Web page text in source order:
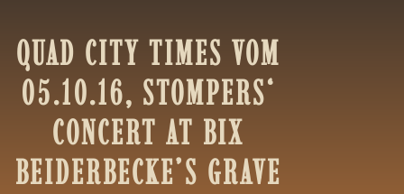
QUAD CITY TIMES VOM
05.10.16, STOMPERS‘
CONCERT AT BIX
BEIDERBECKE’S GRAVE